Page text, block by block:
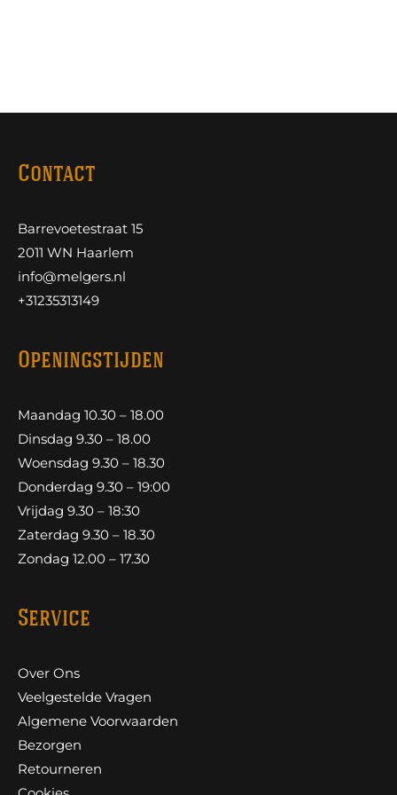
Contact
Barrevoetestraat 15
2011 WN Haarlem
info@melgers.nl
+31235313149
Openingstijden
Maandag 10.30 – 18.00
Dinsdag 9.30 – 18.00
Woensdag 9.30 – 18.30
Donderdag 9.30 – 19:00
Vrijdag 9.30 – 18:30
Zaterdag 9.30 – 18.30
Zondag 12.00 – 17.30
Service
Over Ons
Veelgestelde Vragen
Algemene Voorwaarden
Bezorgen
Retourneren